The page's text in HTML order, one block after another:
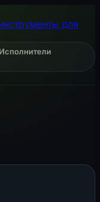
для
Исполнители